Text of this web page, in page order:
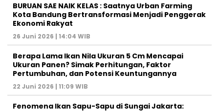
BURUAN SAE NAIK KELAS : Saatnya Urban Farming
Kota Bandung Bertransformasi Menjadi Penggerak
Ekonomi Rakyat
26 Juni 2026 | 14:04 WIB
Berapa Lama Ikan Nila Ukuran 5 Cm Mencapai
Ukuran Panen? Simak Perhitungan, Faktor
Pertumbuhan, dan Potensi Keuntungannya
22 Juni 2026 | 11:09 WIB
Fenomena Ikan Sapu-Sapu di Sungai Jakarta: